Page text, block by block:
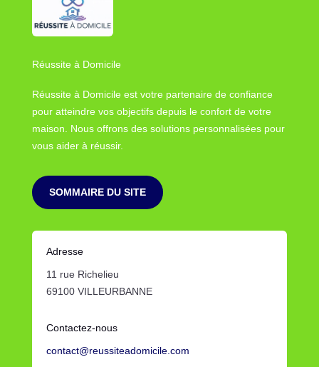
Réussite à Domicile
Réussite à Domicile est votre partenaire de confiance
pour atteindre vos objectifs depuis le confort de votre
maison. Nous offrons des solutions personnalisées pour
vous aider à réussir.
SOMMAIRE DU SITE
Adresse
11 rue Richelieu
69100 VILLEURBANNE
Contactez-nous
contact@reussiteadomicile.com